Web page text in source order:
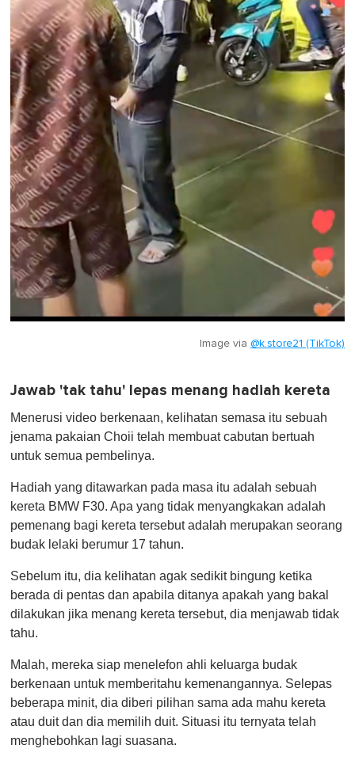
Image via @k.store21 (TikTok)
Jawab 'tak tahu' lepas menang hadiah kereta
Menerusi video berkenaan, kelihatan semasa itu sebuah
jenama pakaian Choii telah membuat cabutan bertuah
untuk semua pembelinya.
Hadiah yang ditawarkan pada masa itu adalah sebuah
kereta BMW F30. Apa yang tidak menyangkakan adalah
pemenang bagi kereta tersebut adalah merupakan seorang
budak lelaki berumur 17 tahun.
Sebelum itu, dia kelihatan agak sedikit bingung ketika
berada di pentas dan apabila ditanya apakah yang bakal
dilakukan jika menang kereta tersebut, dia menjawab tidak
tahu.
Malah, mereka siap menelefon ahli keluarga budak
berkenaan untuk memberitahu kemenangannya. Selepas
beberapa minit, dia diberi pilihan sama ada mahu kereta
atau duit dan dia memilih duit. Situasi itu ternyata telah
menghebohkan lagi suasana.